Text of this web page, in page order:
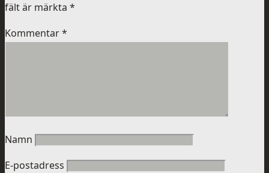
fält är märkta *
Kommentar*
Namn
E-postadress